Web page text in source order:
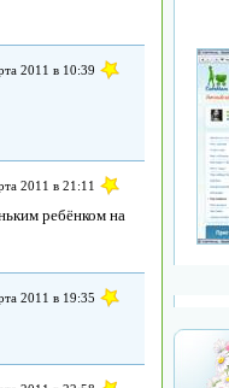
2011 в 10:39
2011 в 21:11
ребёнком на
2011 в 19:35